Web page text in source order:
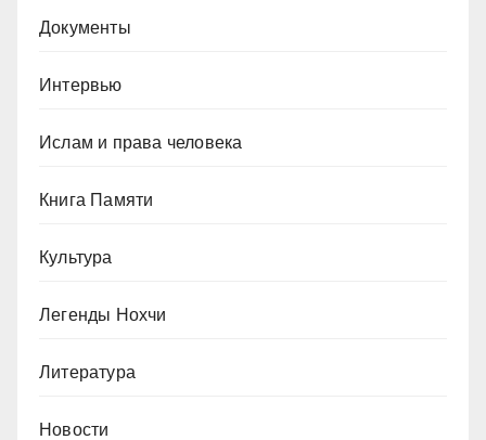
Документы
Интервью
Ислам и права человека
Книга Памяти
Культура
Легенды Нохчи
Литература
Новости